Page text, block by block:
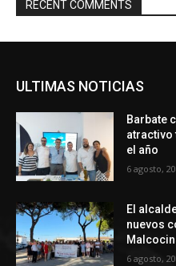
RECENT COMMENTS
ULTIMAS NOTICIAS
Barbate
atractivo
el año
6 agosto,
El
nuevos
6 agosto,